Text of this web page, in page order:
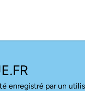
enregistré par un